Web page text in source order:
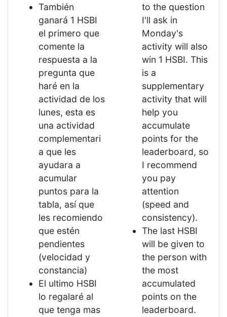
También
ganará 1 HSBI
el primero que
comente la
respuesta a la
pregunta que
haré en la
actividad de los
lunes, esta es
una actividad
complementari
a que les
ayudara a
acumular
puntos para la
tabla, así que
les recomiendo
que estén
pendientes
(velocidad y
constancia)
El ultimo HSBI
lo regalaré al
que tenga mas
to the question
I'll ask in
Monday's
activity will also
win 1 HSBI. This
is a
supplementary
activity that will
help you
accumulate
points for the
leaderboard, so
I recommend
you pay
attention
(speed and
consistency).
The last HSBI
will be given to
the person with
the most
accumulated
points on the
leaderboard.